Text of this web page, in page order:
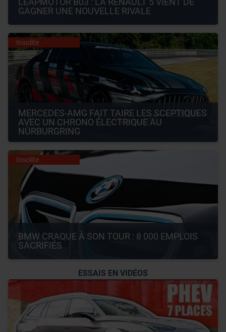
GAGNER UNE NOUVELLE RIVALE
Insolite
MERCEDES-AMG FAIT TAIRE LES SCEPTIQUES
AVEC UN CHRONO ÉLECTRIQUE AU
NÜRBURGRING
Insolite
BMW CRAQUE À SON TOUR : 8 000 EMPLOIS
SACRIFIÉS
ESSAIS EN VIDÉOS